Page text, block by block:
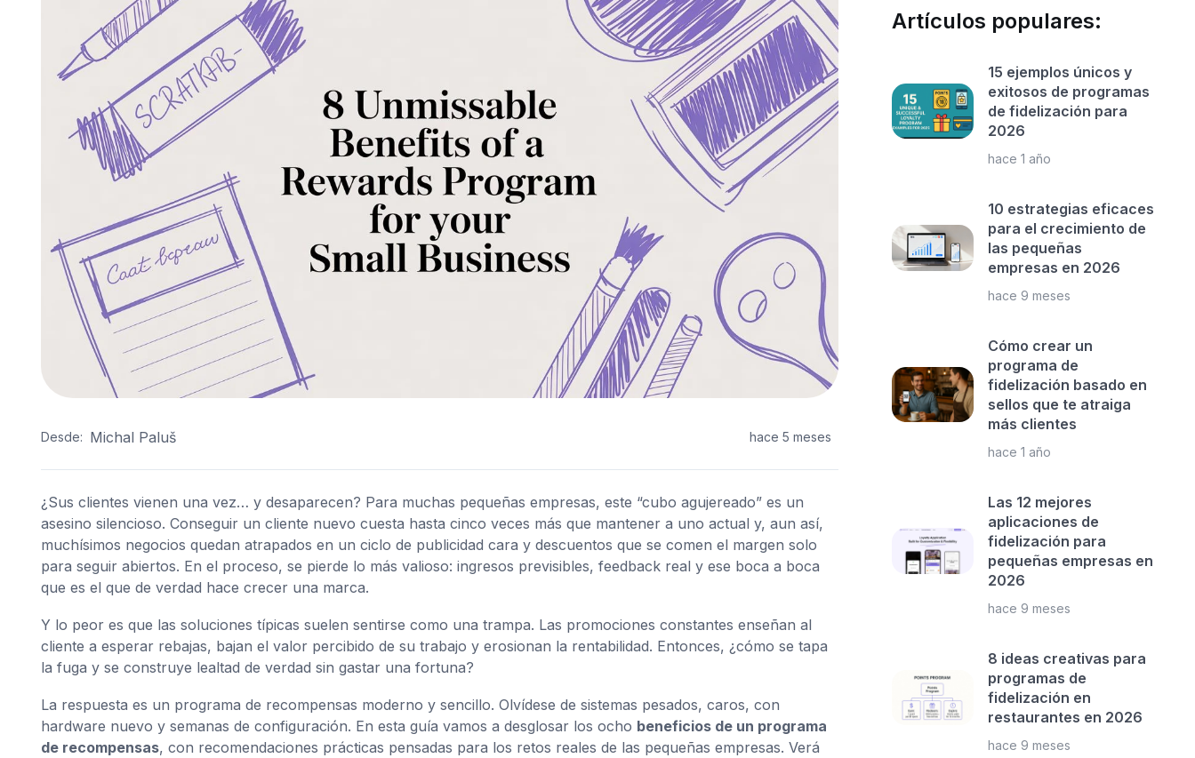
Desde: Michal Paluš hace 5 meses
¿Sus clientes vienen una vez… y desaparecen? Para muchas pequeñas empresas, este “cubo agujereado” es un
asesino silencioso. Conseguir un cliente nuevo cuesta hasta cinco veces más que mantener a uno actual y, aun así,
muchísimos negocios quedan atrapados en un ciclo de publicidad cara y descuentos que se comen el margen solo
para seguir abiertos. En el proceso, se pierde lo más valioso: ingresos previsibles, feedback real y ese boca a boca
que es el que de verdad hace crecer una marca.
Y lo peor es que las soluciones típicas suelen sentirse como una trampa. Las promociones constantes enseñan al
cliente a esperar rebajas, bajan el valor percibido de su trabajo y erosionan la rentabilidad. Entonces, ¿cómo se tapa
la fuga y se construye lealtad de verdad sin gastar una fortuna?
La respuesta es un programa de recompensas moderno y sencillo. Olvídese de sistemas pesados, caros, con
hardware nuevo y semanas de configuración. En esta guía vamos a desglosar los ocho beneficios de un programa
de recompensas, con recomendaciones prácticas pensadas para los retos reales de las pequeñas empresas. Verá
Artículos populares:
15 ejemplos únicos y
exitosos de programas
de fidelización para
2026
hace 1 año
10 estrategias eficaces
para el crecimiento de
las pequeñas
empresas en 2026
hace 9 meses
Cómo crear un
programa de
fidelización basado en
sellos que te atraiga
más clientes
hace 1 año
Las 12 mejores
aplicaciones de
fidelización para
pequeñas empresas en
2026
hace 9 meses
8 ideas creativas para
programas de
fidelización en
restaurantes en 2026
hace 9 meses